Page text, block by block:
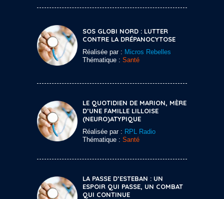
SOS GLOBI NORD : LUTTER
CONTRE LA DRÉPANOCYTOSE
Réalisée par : Micros Rebelles
Thématique : Santé
LE QUOTIDIEN DE MARION, MÈRE
D’UNE FAMILLE LILLOISE
(NEURO)ATYPIQUE
Réalisée par : RPL Radio
Thématique : Santé
LA PASSE D’ESTEBAN : UN
ESPOIR QUI PASSE, UN COMBAT
QUI CONTINUE